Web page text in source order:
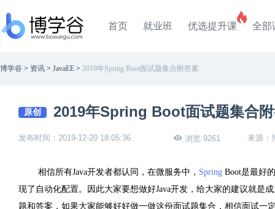
首页 就业班 优选提升课 全部
博学谷 > 资讯 > JavaEE > 2019年Spring Boot面试题集合附答案
原创 2019年Spring Boot面试题集合
发布时间：2019-12-20 18:05:36 浏览 9261 来源：
相信所有Java开发者都认同，在微服务中， Spring Boot是最好
现了自动化配置。因此大家要想做好Java开发，给大家的建议就是
题和答案，如果大家能够好好做一做这份面试题集合，相信面试一